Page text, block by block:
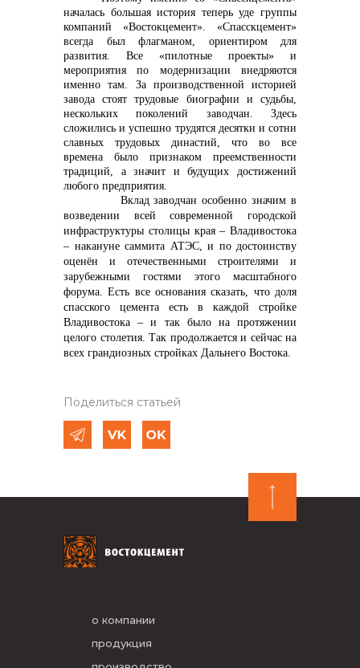
началась большая история теперь уде группы
компаний «Востокцемент». «Спасскцемент»
всегда был флагманом, ориентиром для
развития. Все «пилотные проекты» и
мероприятия по модернизации внедряются
именно там. За производственной историей
завода стоят трудовые биографии и судьбы,
нескольких поколений заводчан. Здесь
сложились и успешно трудятся десятки и сотни
славных трудовых династий, что во все
времена было признаком преемственности
традиций, а значит и будущих достижений
любого предприятия.
Вклад заводчан особенно значим в
возведении всей современной городской
инфраструктуры столицы края – Владивостока
– накануне саммита АТЭС, и по достоинству
оценён и отечественными строителями и
зарубежными гостями этого масштабного
форума. Есть все основания сказать, что доля
спасского цемента есть в каждой стройке
Владивостока – и так было на протяжении
целого столетия. Так продолжается и сейчас на
всех грандиозных стройках Дальнего Востока.
Поделиться статьей
о компании
продукция